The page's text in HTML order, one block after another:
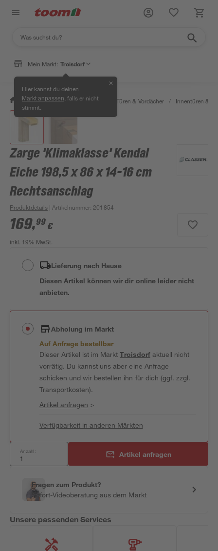
Mein Markt: Troisdorf
Hier kannst du deinen
Markt anpassen , falls er nicht
stimmt.
✕
/ Bauen & Renovieren / Fenster, Türen & Vordächer / Innentüren &
Zarge 'Klimaklasse' Kendal
Eiche 198,5 x 86 x 14-16 cm
Rechtsanschlag
Produktdetails | Artikelnummer: 201854
169,99 €
inkl. 19% MwSt.
Lieferung nach Hause
Diesen Artikel können wir dir online leider nicht
anbieten.
Abholung im Markt
Auf Anfrage bestellbar
Dieser Artikel ist im MarktTroisdorfaktuell nicht
vorrätig. Du kannst uns aber eine Anfrage
schicken und wir bestellen ihn für dich (ggf. zzgl.
Transportkosten).
Artikel anfragen >
Verfügbarkeit in anderen Märkten
Anzahl: Artikel anfragen
Fragen zum Produkt?
Sofort-Videoberatung aus dem Markt
Unsere passenden Services